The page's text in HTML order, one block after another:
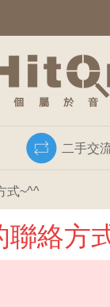
二手交
式~^^
聯絡方